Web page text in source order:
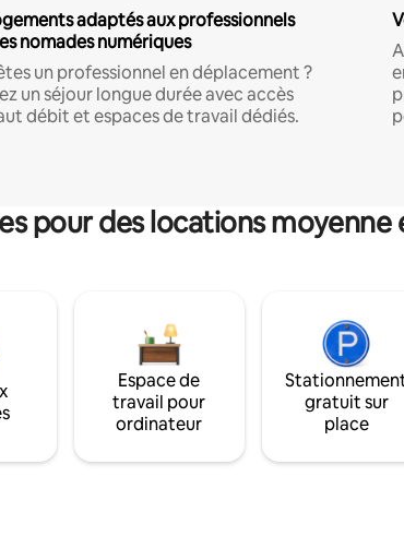
adaptés aux professionnels
nomades numériques
un professionnel en déplacement ?
un séjour longue durée avec accès
débit et espaces de travail dédiés.
pour des locations
Espace de
travail pour
ordinateur
gratuit sur
place